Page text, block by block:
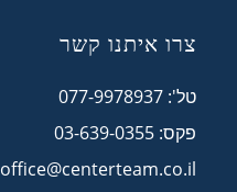
צרו איתנו קשר
טל': 077-9978937
פקס: 03-639-0355
office@centerteam.co.il